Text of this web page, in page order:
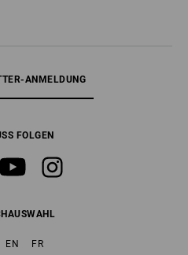
ANMELDUNG
FOLGEN
EN FR